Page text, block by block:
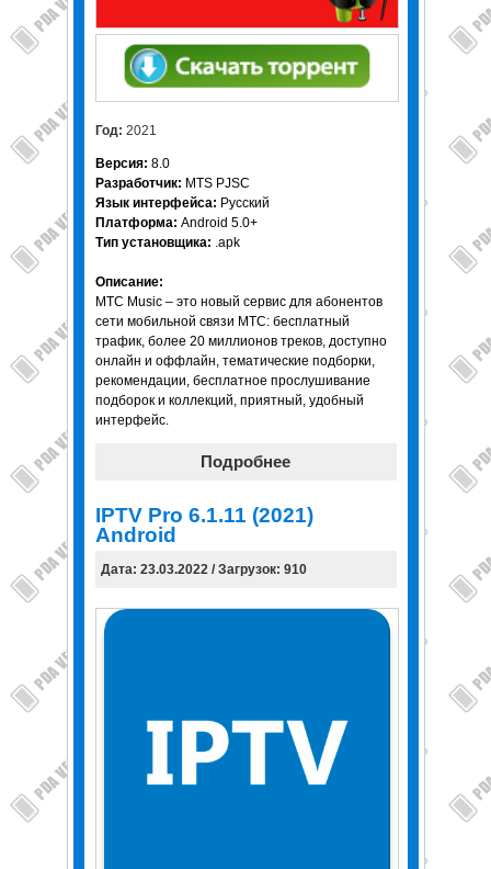
Год: 2021
Версия: 8.0
Разработчик: MTS PJSC
Язык интерфейса: Русский
Платформа: Android 5.0+
Тип установщика: .apk
Описание:
МТС Music – это новый сервис для абонентов
сети мобильной связи МТС: бесплатный
трафик, более 20 миллионов треков, доступно
онлайн и оффлайн, тематические подборки,
рекомендации, бесплатное прослушивание
подборок и коллекций, приятный, удобный
интерфейс.
Подробнее
IPTV Pro 6.1.11 (2021)
Android
Дата: 23.03.2022 / Загрузок: 910